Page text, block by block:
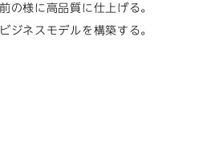
の様に高品質に仕上げる。
ジネスモデルを構築する。